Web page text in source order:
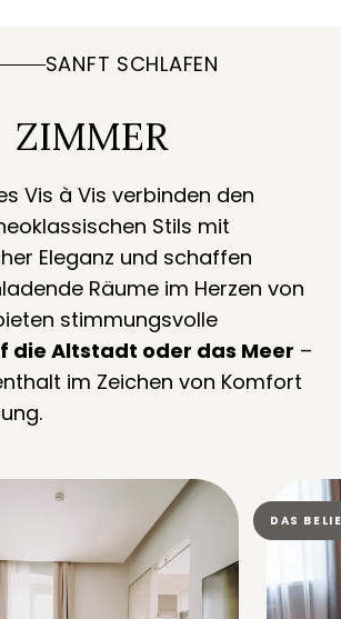
SANFT SCHLAFEN
ZIMMER
Vis à Vis verbinden den
Stils mit
Eleganz und schaffen
Räume im Herzen von
stimmungsvolle
die Altstadt oder das Meer –
im Zeichen von Komfort
DAS